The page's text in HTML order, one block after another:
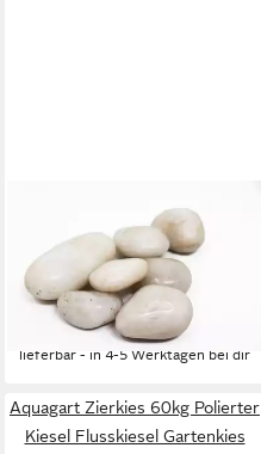
Zierkies 200kg Polierter
Kiesel Flusskiesel Gartenkies
Zierkies weiß, (1 St)
334,30 €
(1,67 €/ 1 kg)
lieferbar - in 4-5 Werktagen bei dir
Aquagart Zierkies 60kg Polierter
Kiesel Flusskiesel Gartenkies